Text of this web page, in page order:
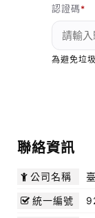
聯絡資訊
公司名稱
統一編號
認證碼
為避免垃